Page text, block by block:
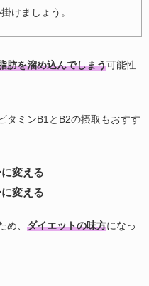
けましょう。
肪を溜め込んでしまう可能性
タミンB1とB2の摂取もおすす
変える
変える
め、 ダイエットの味方になっ